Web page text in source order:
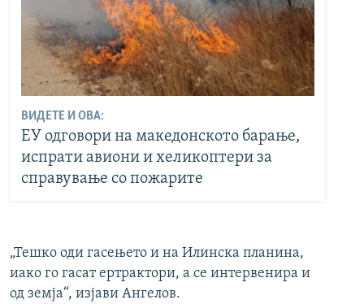
ВИДЕТЕ И ОВА:
ЕУ одговори на македонското барање,
испрати авиони и хеликоптери за
справување со пожарите
„Тешко оди гасењето и на Илинска планина,
иако го гасат ертрактори, а се интервенира и
од земја“, изјави Ангелов.